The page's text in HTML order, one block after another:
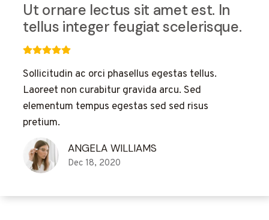
Ut ornare lectus sit amet est. In
tellus integer feugiat scelerisque.
Sollicitudin ac orci phasellus egestas tellus.
Laoreet non curabitur gravida arcu. Sed
elementum tempus egestas sed sed risus
pretium.
ANGELA WILLIAMS
Dec 18, 2020